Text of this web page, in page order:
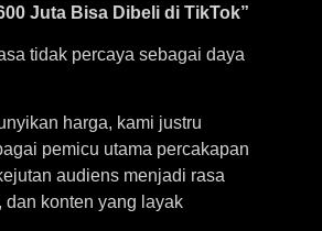
Juta Bisa Dibeli di TikTok”
tidak percaya sebagai daya
harga, kami justru
pemicu utama percakapan
audiens menjadi rasa
dan konten yang layak